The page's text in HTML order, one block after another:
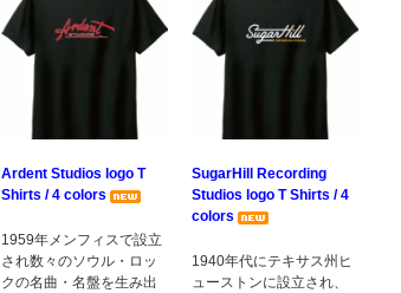
Ardent Studios logo T
Shirts / 4 colors
1959年メンフィスで設立
され数々のソウル・ロッ
クの名曲・名盤を生み出
SugarHill Recording
Studios logo T Shirts / 4
colors
1940年代にテキサス州ヒ
ューストンに設立され、